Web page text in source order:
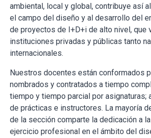
ambiental, local y global, contribuye así
el campo del diseño y al desarrollo del
de proyectos de I+D+i de alto nivel, que
instituciones privadas y públicas tanto
internacionales.
Nuestros docentes están conformados
nombrados y contratados a tiempo
tiempo y tiempo parcial por asignaturas;
de prácticas e instructores. La mayoría
de la sección comparte la dedicación a
ejercicio profesional en el ámbito del